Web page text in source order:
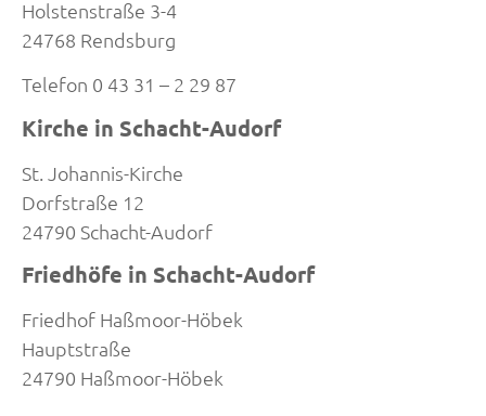
Holstenstraße 3-4
24768 Rendsburg
Telefon 0 43 31 – 2 29 87
Kirche in Schacht-Audorf
St. Johannis-Kirche
Dorfstraße 12
24790 Schacht-Audorf
Friedhöfe in Schacht-Audorf
Friedhof Haßmoor-Höbek
Hauptstraße
24790 Haßmoor-Höbek